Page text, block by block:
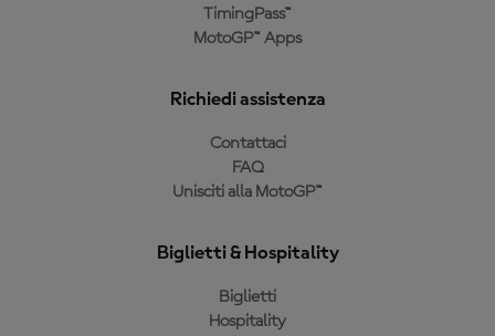
TimingPass™
MotoGP™ Apps
Richiedi assistenza
Contattaci
FAQ
Unisciti alla MotoGP™
Biglietti & Hospitality
Biglietti
Hospitality